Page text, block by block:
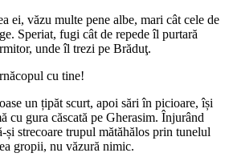
ei, văzu multe pene albe, mari cât cele de
Speriat, fugi cât de repede îl purtară
unde îl trezi pe Brăduţ.
cu tine!
un țipăt scurt, apoi sări în picioare, își
cu gura căscată pe Gherasim. Înjurând
și strecoare trupul mătăhălos prin tunelul
gropii, nu văzură nimic.